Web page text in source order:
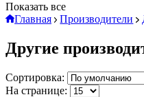
Показать все
Главная
Производители
Другие
Сортировка:
На странице: